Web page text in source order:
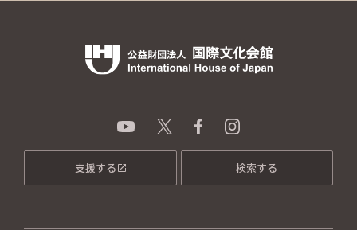
支援する 検索する